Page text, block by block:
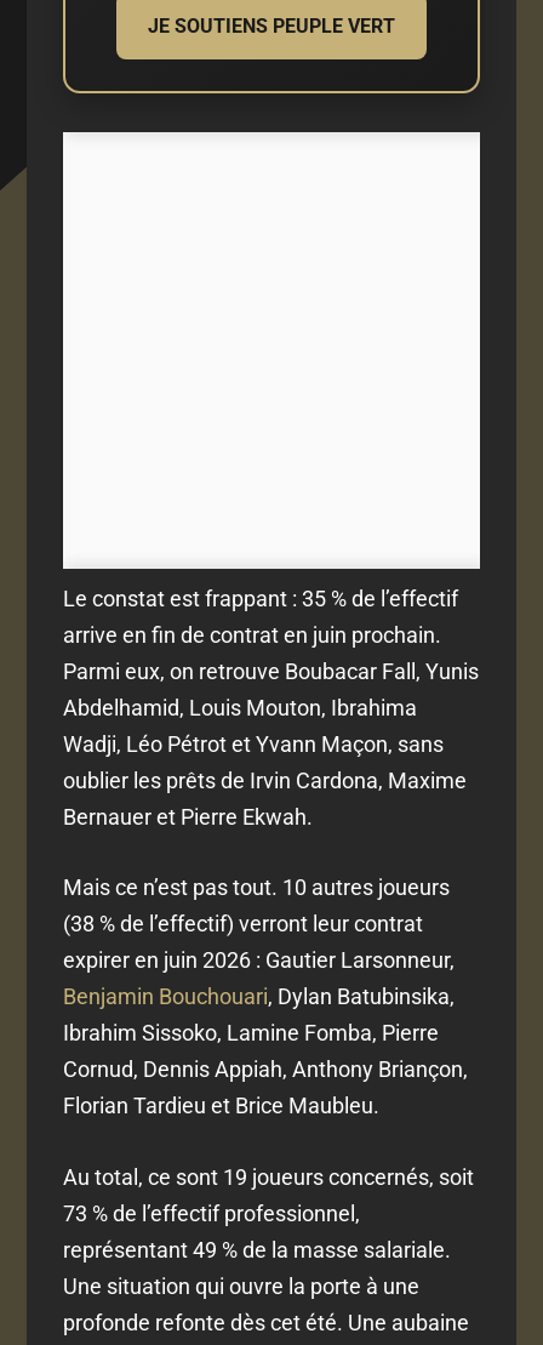
JE SOUTIENS PEUPLE VERT
Le constat est frappant : 35 % de l’effectif
arrive en fin de contrat en juin prochain.
Parmi eux, on retrouve Boubacar Fall, Yunis
Abdelhamid, Louis Mouton, Ibrahima
Wadji, Léo Pétrot et Yvann Maçon, sans
oublier les prêts de Irvin Cardona, Maxime
Bernauer et Pierre Ekwah.
Mais ce n’est pas tout. 10 autres joueurs
(38 % de l’effectif) verront leur contrat
expirer en juin 2026 : Gautier Larsonneur,
Benjamin Bouchouari, Dylan Batubinsika,
Ibrahim Sissoko, Lamine Fomba, Pierre
Cornud, Dennis Appiah, Anthony Briançon,
Florian Tardieu et Brice Maubleu.
Au total, ce sont 19 joueurs concernés, soit
73 % de l’effectif professionnel,
représentant 49 % de la masse salariale.
Une situation qui ouvre la porte à une
profonde refonte dès cet été. Une aubaine